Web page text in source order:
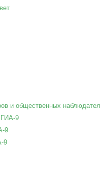
и общественных
9
9
9